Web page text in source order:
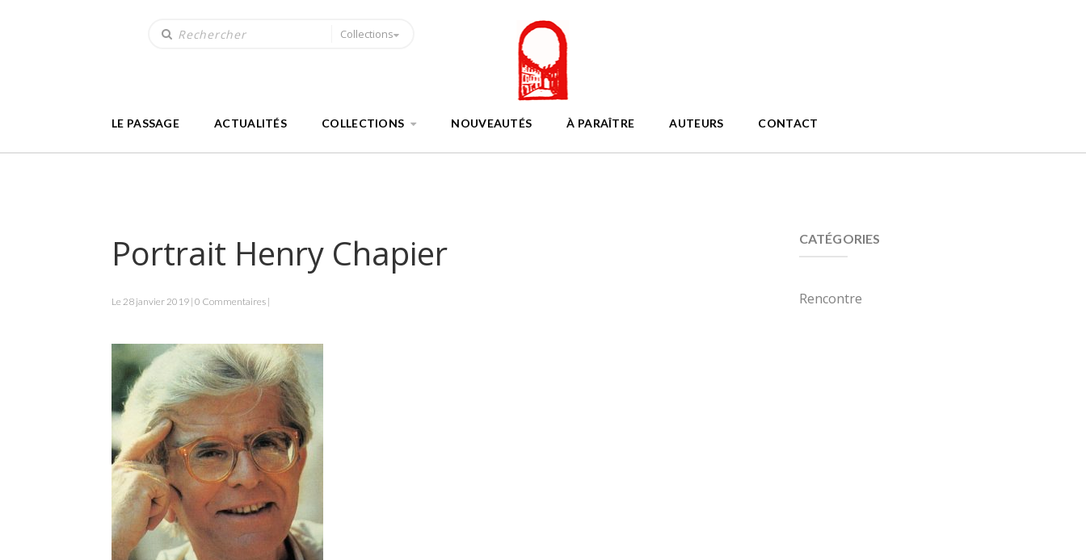
Collections
LE PASSAGE ACTUALITÉS COLLECTIONS NOUVEAUTÉS À PARAÎTRE AUTEURS CONTACT
Portrait Henry Chapier
Le 28 janvier 2019 | 0 Commentaires |
CATÉGORIES
Rencontre